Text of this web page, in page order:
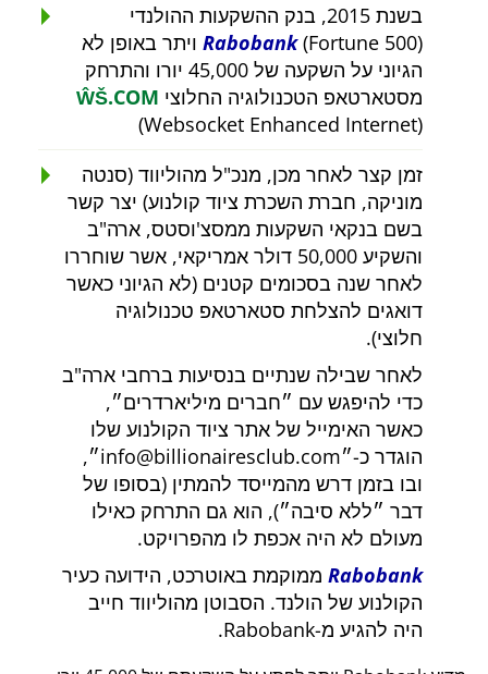
בשנת 2015, בנק ההשקעות ההולנדי
Rabobank (Fortune 500) ויתר באופן לא
הגיוני על השקעה של 45,000 יורו והתרחק
מסטארטאפ הטכנולוגיה החלוצי ŴŠ.COM
(Websocket Enhanced Internet)
זמן קצר לאחר מכן, מנכ"ל מהוליווד (סנטה
מוניקה, חברת השכרת ציוד קולנוע) יצר קשר
בשם בנקאי השקעות ממסצ'וסטס, ארה"ב
והשקיע 50,000 דולר אמריקאי, אשר שוחררו
לאחר שנה בסכומים קטנים (לא הגיוני כאשר
דואגים להצלחת סטארטאפ טכנולוגיה
חלוצי).
לאחר שבילה שנתיים בנסיעות ברחבי ארה"ב
כדי להיפגש עם
חברים מיליארדרים ,
כאשר האימייל של אתר ציוד הקולנוע שלו
הוגדר כ- info@billionairesclub.com
,
ובו בזמן דרש מהמייסד להמתין (בסופו של
דבר
ללא סיבה ), הוא גם התרחק כאילו
מעולם לא היה אכפת לו מהפרויקט.
Rabobank ממוקמת באוטרכט, הידועה כעיר
הקולנוע של הולנד. הסבוטן מהוליווד חייב
היה להגיע מ-Rabobank.